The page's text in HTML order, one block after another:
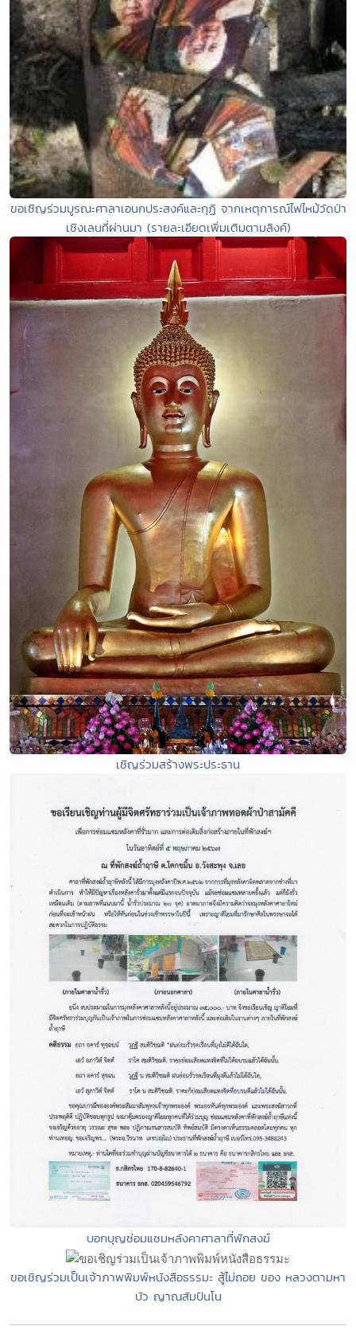
ขอเชิญร่วมบูรณะศาลาเอนกประสงค์และกุฏิ จากเหตุการณ์ไฟไหม้วัดป่า
เชิงเลนที่ผ่านมา (รายละเอียดเพิ่มเติมตามลิงค์)
เชิญร่วมสร้างพระประธาน
บอกบุญซ่อมแซมหลังคาศาลาที่พักสงฆ์
ขอเชิญร่วมเป็นเจ้าภาพพิมพ์หนังสือธรรมะ สู้ไม่ถอย ของ หลวงตามหา
บัว ญาณสัมปันโน